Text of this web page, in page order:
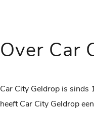
Over Car
Car City Geldrop is sinds
heeft Car City Geldrop